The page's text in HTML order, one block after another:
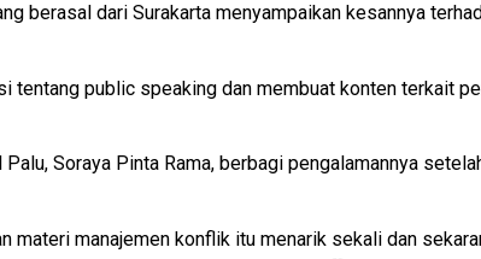
berasal dari Surakarta menyampaikan kesannya
tentang public speaking dan membuat konten terkait
Soraya Pinta Rama, berbagi pengalamannya
materi manajemen konflik itu menarik sekali dan